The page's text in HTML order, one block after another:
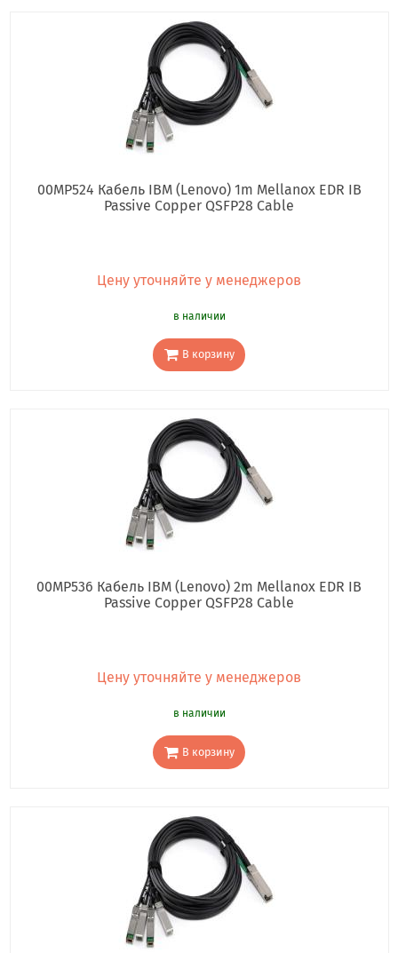
00MP524 Кабель IBM (Lenovo) 1m Mellanox EDR IB
Passive Copper QSFP28 Cable
Цену уточняйте у менеджеров
в наличии
В корзину
00MP536 Кабель IBM (Lenovo) 2m Mellanox EDR IB
Passive Copper QSFP28 Cable
Цену уточняйте у менеджеров
в наличии
В корзину